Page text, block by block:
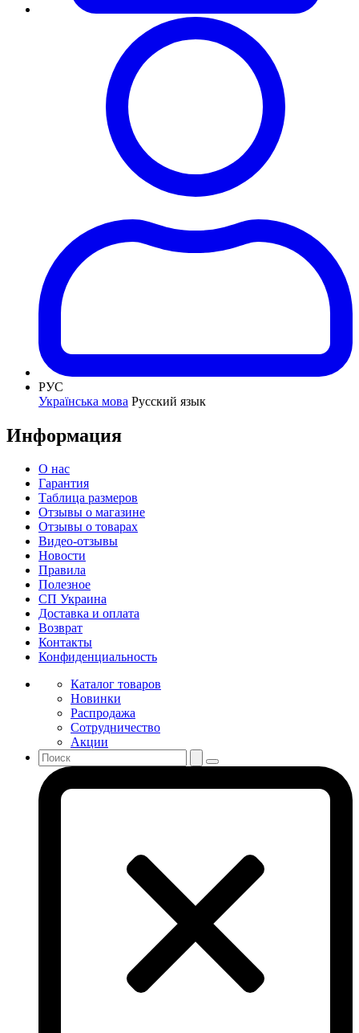
РУС
Українська мова Русский язык
Информация
О нас
Гарантия
Таблица размеров
Отзывы о магазине
Отзывы о товарах
Видео-отзывы
Новости
Правила
Полезное
СП Украина
Доставка и оплата
Возврат
Контакты
Конфиденциальность
Каталог товаров
Новинки
Распродажа
Сотрудничество
Акции